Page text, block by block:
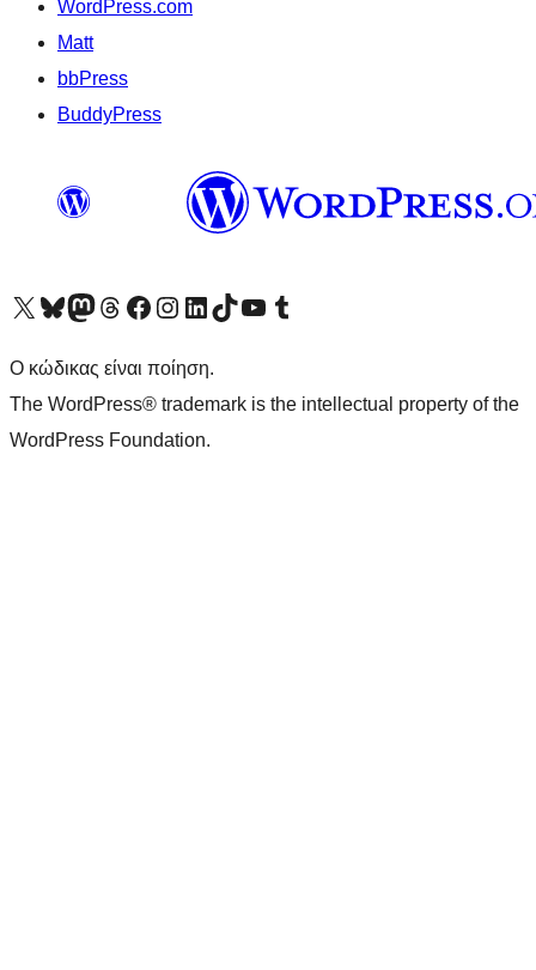
WordPress.com
Matt
bbPress
BuddyPress
Visit our X (formerly Twitter) account
Visit our Bluesky account
Επισκεφθείτε τον λογαριασμό μας στο Mastodon
Visit our Threads account
Επισκεφτείτε τη σελίδα μας στο Facebook
Επισκεφθείτε τον λογαριασμό μας Instagram
Επισκεφθείτε τον λογαριασμό μας LinkedIn
Visit our TikTok account
Visit our YouTube channel
Visit our Tumblr account
Ο κώδικας είναι ποίηση.
The WordPress® trademark is the intellectual property of the
WordPress Foundation.